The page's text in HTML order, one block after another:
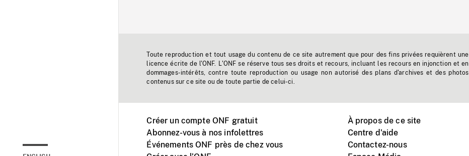
Toute reproduction et tout usage du contenu de ce site autrement que pour des fins privées requièrent une
licence écrite de l'ONF. L'ONF se réserve tous ses droits et recours, incluant les recours en injonction et en
dommages-intérêts, contre toute reproduction ou usage non autorisé des plans d'archives et des photos
contenus sur ce site ou de toute partie de celui-ci.
Créer un compte ONF gratuit
Abonnez-vous à nos infolettres
Événements ONF près de chez vous
À propos de ce site
Centre d'aide
Contactez-nous